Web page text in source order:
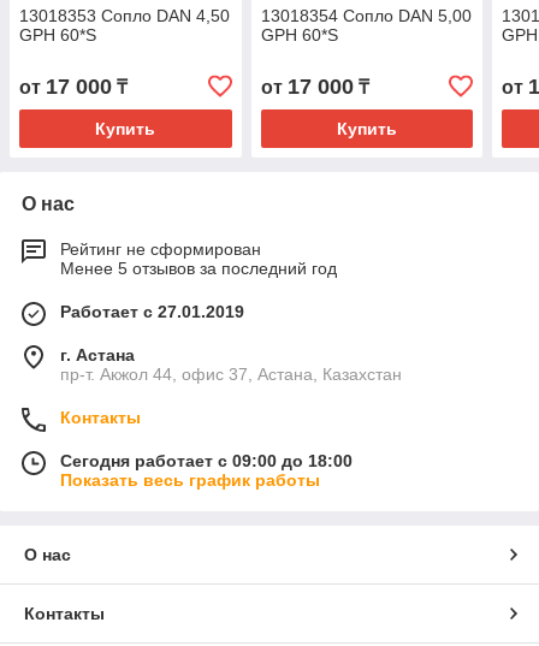
13018353 Сопло DAN 4,50
GPH 60*S
от 17 000 ₸
Купить
13018354 Сопло DAN 5,00
GPH 60*S
от 17 000₸
Купить
от
О нас
Рейтинг не сформирован
Менее 5 отзывов за последний год
Работает с 27.01.2019
г. Астана
пр-т. Акжол 44, офис 37, Астана, Казахстан
Контакты
Сегодня работает с 09:00 до 18:00
Показать весь график работы
О нас
Контакты